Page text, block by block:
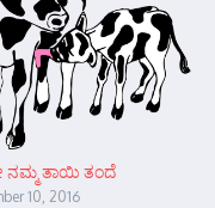
ನಮ್ಮ ತಾಯಿ ತಂದೆ
10, 2016